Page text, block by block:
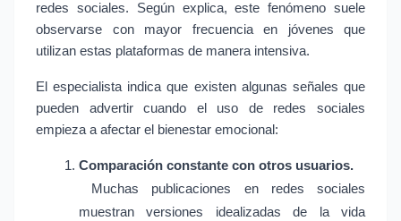
redes sociales. Según explica, este fenómeno suele
observarse con mayor frecuencia en jóvenes que
utilizan estas plataformas de manera intensiva.
El especialista indica que existen algunas señales que
pueden advertir cuando el uso de redes sociales
empieza a afectar el bienestar emocional:
Comparación constante con otros usuarios.
muestran versiones idealizadas de la vida